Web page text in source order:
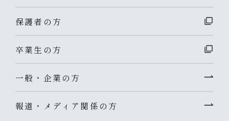
保護者の方
卒業生の方
一般・企業の方
報道・メディア関係の方